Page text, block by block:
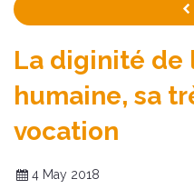
La diginité de
humaine, sa
vocation
4 May 2018